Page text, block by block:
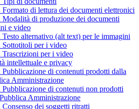
Formato di lettura dei documenti elettronici
Modalità di produzione dei documenti
e video
Testo alternativo (alt text) per le immagini
Sottotitoli per i video
Trascrizioni per i video
intellettuale e privacy
Pubblicazione di contenuti prodotti dalla
Amministrazione
Pubblicazione di contenuti non prodotti
Amministrazione
Consenso dei soggetti ritratti